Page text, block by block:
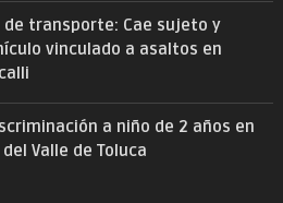
de transporte: Cae sujeto y
vinculado a asaltos en
a niño de 2 años en
Valle de Toluca